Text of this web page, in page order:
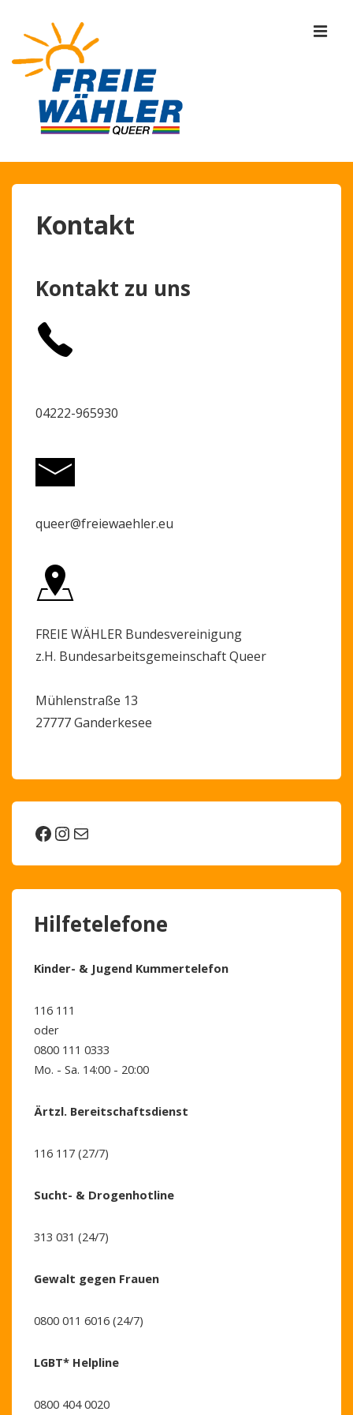
Zum
Inhalt
Kontakt
Kontakt zu uns
04222-965930
queer@freiewaehler.eu
FREIE WÄHLER Bundesvereinigung
z.H. Bundesarbeitsgemeinschaft Queer
Mühlenstraße 13
27777 Ganderkesee
Facebook
Instagram
E-Mail
Hilfetelefone
Kinder- & Jugend Kummertelefon
116 111
oder
0800 111 0333
Mo. - Sa. 14:00 - 20:00
Ärtzl. Bereitschaftsdienst
116 117 (27/7)
Sucht- & Drogenhotline
313 031 (24/7)
Gewalt gegen Frauen
0800 011 6016 (24/7)
LGBT* Helpline
0800 404 0020